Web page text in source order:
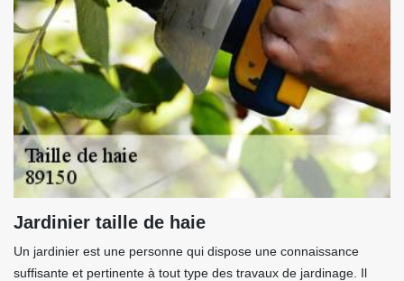
Jardinier taille de haie
Un jardinier est une personne qui dispose une connaissance
suffisante et pertinente à tout type des travaux de jardinage. Il